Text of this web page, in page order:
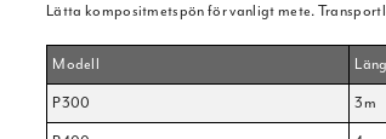
Lätta kompositmetspön för vanligt mete.
Modell
P300
3m